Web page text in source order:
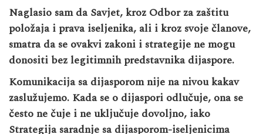
Naglasio sam da Savjet, kroz Odbor za zaštitu
položaja i prava iseljenika, ali i kroz svoje članove,
smatra da se ovakvi zakoni i strategije ne mogu
donositi bez legitimnih predstavnika dijaspore.
Komunikacija sa dijasporom nije na nivou kakav
zaslužujemo. Kada se o dijaspori odlučuje, ona se
često ne čuje i ne uključuje dovoljno, iako
Strategija saradnje sa dijasporom-iseljenicima